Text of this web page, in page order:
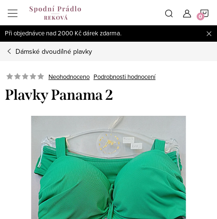
obsah
Při objednávce nad 2000 Kč dárek zdarma.
Dámské dvoudílné plavky
Neohodnoceno Podrobnosti hodnocení
Plavky Panama 2